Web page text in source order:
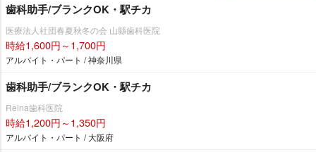
歯科助手/ブランクOK・駅チカ
医療法人社団春夏秋冬の会 山縣歯科医院
時給1,600円～1,700円
アルバイト・パート / 神奈川県
歯科助手/ブランクOK・駅チカ
Reina歯科医院
時給1,200円～1,350円
アルバイト・パート / 大阪府